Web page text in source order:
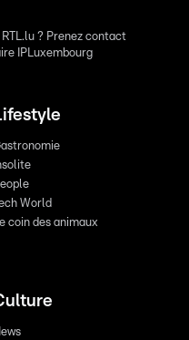
? Prenez contact
IPLuxembourg
World
coin des animaux